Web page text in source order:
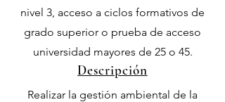
nivel 3, acceso a ciclos formativos de
grado superior o prueba de acceso
universidad mayores de 25 o 45.
Descripción
Realizar la gestión ambiental de la